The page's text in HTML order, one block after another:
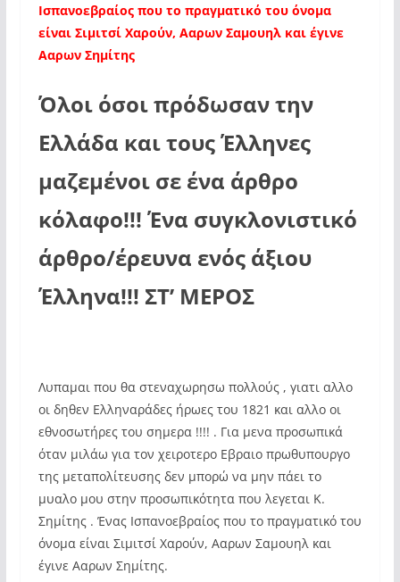
Ισπανοεβραίος που το πραγματικό του όνομα
είναι Σιμιτσί Χαρούν, Ααρων Σαμουηλ και έγινε
Ααρων Σημίτης
Όλοι όσοι πρόδωσαν την
Ελλάδα και τους Έλληνες
μαζεμένοι σε ένα άρθρο
κόλαφο!!! Ένα συγκλονιστικό
άρθρο/έρευνα ενός άξιου
Έλληνα!!! ΣΤ’ ΜΕΡΟΣ
Λυπαμαι που θα στεναχωρησω πολλούς , γιατι αλλο
οι δηθεν Ελληναράδες ήρωες του 1821 και αλλο οι
εθνοσωτήρες του σημερα !!!! . Για μενα προσωπικά
όταν μιλάω για τον χειροτερο Εβραιο πρωθυπουργο
της μεταπολίτευσης δεν μπορώ να μην πάει το
μυαλο μου στην προσωπικότητα που λεγεται Κ.
Σημίτης . Ένας Ισπανοεβραίος που το πραγματικό του
όνομα είναι Σιμιτσί Χαρούν, Ααρων Σαμουηλ και
έγινε Ααρων Σημίτης.